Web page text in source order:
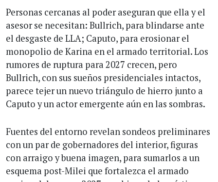
Personas cercanas al poder aseguran que ella y el
asesor se necesitan: Bullrich, para blindarse ante
el desgaste de LLA; Caputo, para erosionar el
monopolio de Karina en el armado territorial. Los
rumores de ruptura para 2027 crecen, pero
Bullrich, con sus sueños presidenciales intactos,
parece tejer un nuevo triángulo de hierro junto a
Caputo y un actor emergente aún en las sombras.
Fuentes del entorno revelan sondeos preliminares
con un par de gobernadores del interior, figuras
con arraigo y buena imagen, para sumarlos a un
esquema post-Milei que fortalezca el armado